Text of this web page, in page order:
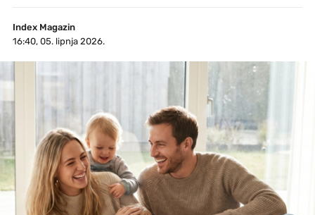
Index Magazin
16:40, 05. lipnja 2026.